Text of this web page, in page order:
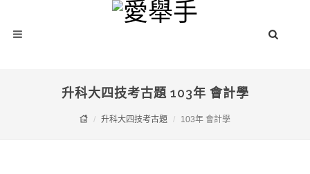
升科大四技考古題 103年 會計學
升科大四技考古題 103年 會計學